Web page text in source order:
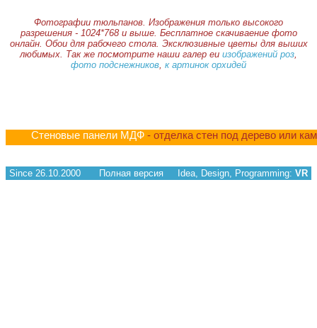
Фотографии тюльпанов. Изображения только высокого
разрешения - 1024*768 и выше. Бесплатное скачиваение фото
онлайн. Обои для рабочего стола. Эксклюзивные цветы для выших
любимых. Так же посмотрите наши галер еи изображений роз,
фото подснежников, к артинок орхидей
Стеновые панели МДФ - отделка стен под дерево или
Since 26.10.2000 Полная версия Idea, Design, Programming: VR